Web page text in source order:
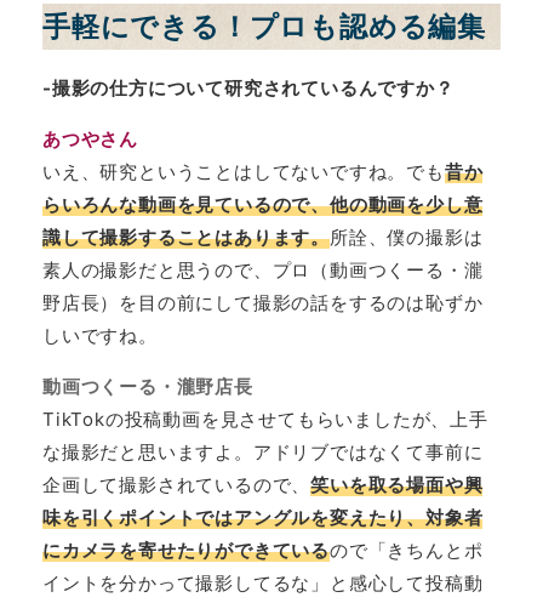
手軽にできる！プロも認める編集
-撮影の仕方について研究されているんですか？
あつやさん
いえ、研究ということはしてないですね。でも昔か
らいろんな動画を見ているので、他の動画を少し意
識して撮影することはあります。所詮、僕の撮影は
素人の撮影だと思うので、プロ（動画つくーる・瀧
野店長）を目の前にして撮影の話をするのは恥ずか
しいですね。
動画つくーる・瀧野店長
TikTokの投稿動画を見させてもらいましたが、上手
な撮影だと思いますよ。アドリブではなくて事前に
企画して撮影されているので、笑いを取る場面や興
味を引くポイントではアングルを変えたり、対象者
にカメラを寄せたりができているので「きちんとポ
イントを分かって撮影してるな」と感心して投稿動